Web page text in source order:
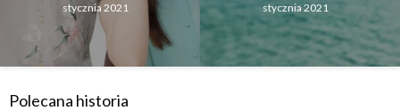
stycznia 2021
stycznia 2021
Polecana historia